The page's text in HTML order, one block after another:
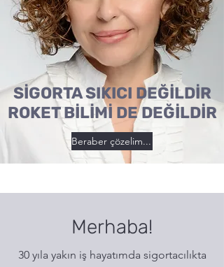
SİGORTA SIKICI DEĞİLDİR
ROKET BİLİMİ DE DEĞİLDİR
Beraber çözelim...
Merhaba!
30 yıla yakın iş hayatımda sigortacılıkta